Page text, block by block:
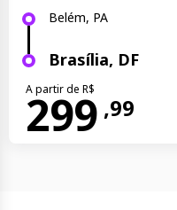
Belém, PA
Brasília, DF
A partir de R$
299 ,99